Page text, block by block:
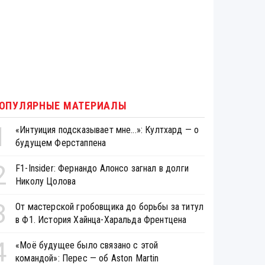
МАТЕРИАЛЫ
«Интуиция подсказывает мне...»: Култхард — о
будущем Ферстаппена
F1-Insider: Фернандо Алонсо загнал в долги
Николу Цолова
От мастерской гробовщика до борьбы за титул
в Ф1. История Хайнца-Харальда Френтцена
«Моё будущее было связано с этой
командой»: Перес — об Aston Martin